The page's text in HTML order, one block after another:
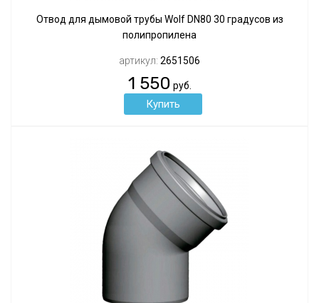
Отвод для дымовой трубы Wolf DN80 30 градусов из
полипропилена
артикул: 2651506
1 550 руб.